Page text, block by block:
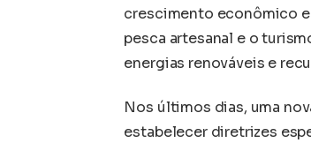
crescimento econômico e
pesca artesanal e o
energias renováveis e
Nos últimos dias, uma
estabelecer diretrizes